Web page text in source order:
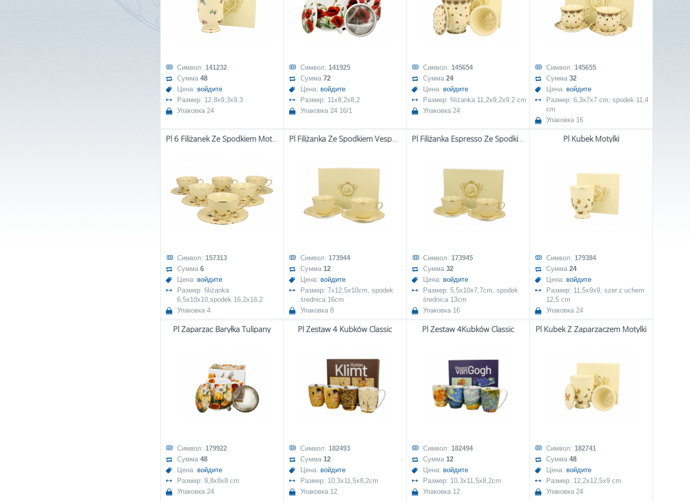
Символ: 141232
Сумма 48
Цена: войдите
Размер: 12,8x9,3x9,3
Упаковка 24
Символ: 141925
Сумма 72
Цена: войдите
Размер: 11x8,2x8,2
Упаковка 24 16/1
Символ: 145654
Сумма 24
Цена: войдите
Размер: filiżanka 11,2x9,2x9,2 cm
Упаковка 24
Символ: 145655
Сумма 32
Цена: войдите
Размер: 6,3x7x7 cm; spodek 11,4
cm
Упаковка 16
Pl 6 Filiżanek Ze Spodkiem Motylki
Символ: 157313
Сумма 6
Цена: войдите
Размер: filiżanka
6,5x10x10,spodek 16,2x16,2
Упаковка 4
Pl Filiżanka Ze Spodkiem Vesper Ecru Kpl. 2 Szt
Символ: 173944
Сумма 12
Цена: войдите
Размер: 7x12,5x10cm, spodek
średnica 16cm
Упаковка 8
Pl Filiżanka Espresso Ze Spodkiem Vesper Kpl.2 Szt
Символ: 173945
Сумма 32
Цена: войдите
Размер: 5,5x10x7,7cm, spodek
średnica 13cm
Упаковка 16
Pl Kubek Motylki
Символ: 179384
Сумма 24
Цена: войдите
Размер: 11,5x9x9, szer.z uchem
12,5 cm
Упаковка 24
Pl Zaparzac Baryłka Tulipany
Символ: 179922
Сумма 48
Цена: войдите
Размер: 9,8x8x8 cm
Упаковка 24
Pl Zestaw 4 Kubków Classic
Символ: 182493
Сумма 12
Цена: войдите
Размер: 10,3x11,5x8,2cm
Упаковка 12
Pl Zestaw 4Kubków Classic
Символ: 182494
Сумма 12
Цена: войдите
Размер: 10,3x11,5x8,2cm
Упаковка 12
Pl Kubek Z Zaparzaczem Motylki
Символ: 182741
Сумма 48
Цена: войдите
Размер: 12,2x12,5x9 cm
Упаковка 24